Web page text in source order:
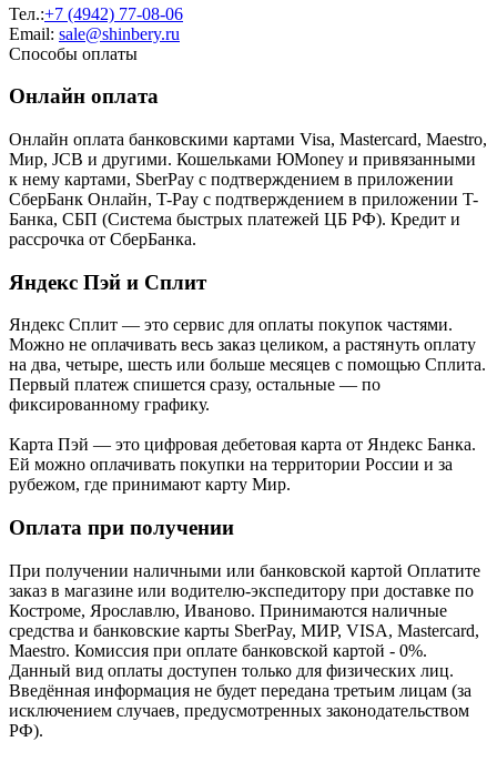
Тел.:+7 (4942) 77-08-06
Email: sale@shinbery.ru
Способы оплаты
Онлайн оплата
Онлайн оплата банковскими картами Visa, Mastercard, Maestro,
Мир, JCB и другими. Кошельками ЮMoney и привязанными
к нему картами, SberPay с подтверждением в приложении
СберБанк Онлайн, T-Pay с подтверждением в приложении T-
Банка, СБП (Система быстрых платежей ЦБ РФ). Кредит и
рассрочка от СберБанка.
Яндекс Пэй и Сплит
Яндекс Cплит — это сервис для оплаты покупок частями.
Можно не оплачивать весь заказ целиком, а растянуть оплату
на два, четыре, шесть или больше месяцев с помощью Сплита.
Первый платеж спишется сразу, остальные — по
фиксированному графику.
Карта Пэй — это цифровая дебетовая карта от Яндекс Банка.
Ей можно оплачивать покупки на территории России и за
рубежом, где принимают карту Мир.
Оплата при получении
При получении наличными или банковской картой Оплатите
заказ в магазине или водителю-экспедитору при доставке по
Костроме, Ярославлю, Иваново. Принимаются наличные
средства и банковские карты SberPay, МИР, VISA, Mastercard,
Maestro. Комиссия при оплате банковской картой - 0%.
Данный вид оплаты доступен только для физических лиц.
Введённая информация не будет передана третьим лицам (за
исключением случаев, предусмотренных законодательством
РФ).